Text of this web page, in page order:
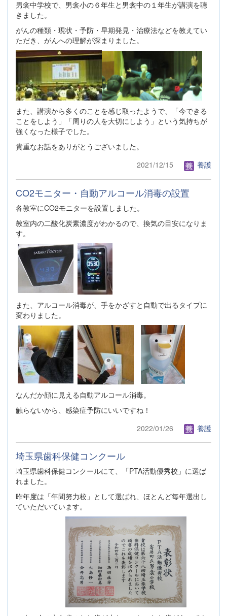
男衾中学校で、男衾小の６年生と男衾中の１年生が講演を聴
きました。
がんの種類・現状・予防・早期発見・治療法などを教えてい
ただき、がんへの理解が深まりました。
また、講演から多くのことを感じ取ったようで、「今できる
ことをしよう」「周りの人を大切にしよう」という気持ちが
強くなった様子でした。
貴重なお話をありがとうございました。
2021/12/15
養護
CO2モニター・自動アルコール消毒の設置
各教室にCO2モニターを設置しました。
教室内の二酸化炭素濃度がわかるので、換気の目安になりま
す。
また、アルコール消毒が、手をかざすと自動で出るタイプに
変わりました。
なんだか顔に見える自動アルコール消毒。
触らないから、感染症予防にいいですね！
2022/01/26
養護
埼玉県歯科保健コンクール
埼玉県歯科保健コンクールにて、「PTA活動優秀校」に選ば
れました。
昨年度は「年間努力校」として選ばれ、ほとんど毎年選出し
ていただいています。